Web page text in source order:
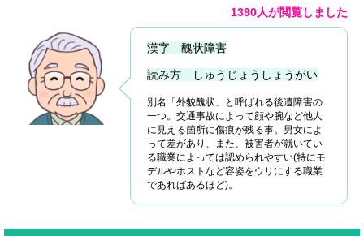
1390人が閲覧しました
漢字 醜状障害
読み方 しゅうじょうしょうがい
別名「外貌醜状」と呼ばれる後遺障害の
一つ。交通事故によって顔や腕など他人
に見える箇所に傷痕が残る事。男女によ
って差があり、また、被害者が就いてい
る職業によっては認められやすい(特にモ
デルやホストなど容姿をウリにする職業
であればあるほど)。
過失割合について知る
休業損害について知る
弁護士特約について知る
加害者側について知る
被害に関する用語を知る